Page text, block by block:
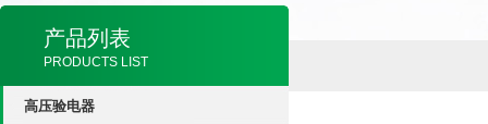
产品列表
PRODUCTS LIST
高压验电器